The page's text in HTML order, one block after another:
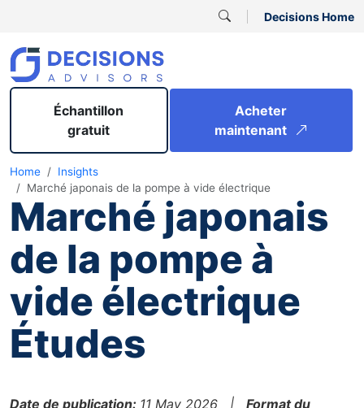
Decisions Home
Échantillon
gratuit
Acheter
maintenant
Home
Insights
Marché japonais de la pompe à vide électrique
Marché japonais
de la pompe à
vide électrique
Études
Date de publication: 11 May 2026 | Format du